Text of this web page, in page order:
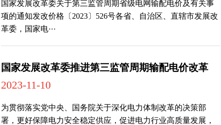
国家发展改革委关于第三监管周期省级电网输配电价及有关事
项的通知发改价格〔2023〕526号各省、自治区、直辖市发展改
革委，国家电···
国家发展改革委推进第三监管周期输配电价改革
2023-11-10
为贯彻落实党中央、国务院关于深化电力体制改革的决策部
署，更好保障电力安全稳定供应，促进电力行业高质量发展，